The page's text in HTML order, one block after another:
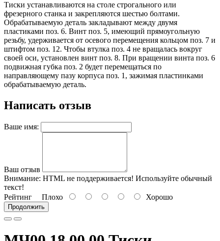
Тиски устанавливаются на столе строгального или
фрезерного станка и закрепляются шестью болтами.
Обрабатываемую деталь закладывают между двумя
пластиками поз. 6. Винт поз. 5, имеющий прямоугольную
резьбу, удерживается от осевого перемещения кольцом поз. 7 и
штифтом поз. 12. Чтобы втулка поз. 4 не вращалась вокруг
своей оси, установлен винт поз. 8. При вращении винта поз. 6
подвижная губка поз. 2 будет перемещаться по
направляющему пазу корпуса поз. 1, зажимая пластинками
обрабатываемую деталь.
Написать отзыв
Ваше имя:
Ваш отзыв
Внимание: HTML не поддерживается! Используйте обычный
текст!
Рейтинг Плохо Хорошо
Продолжить